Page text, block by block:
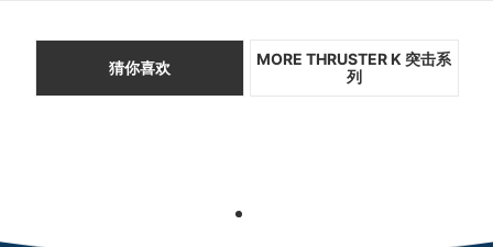
猜你喜欢
MORE THRUSTER K 突击系
列
1